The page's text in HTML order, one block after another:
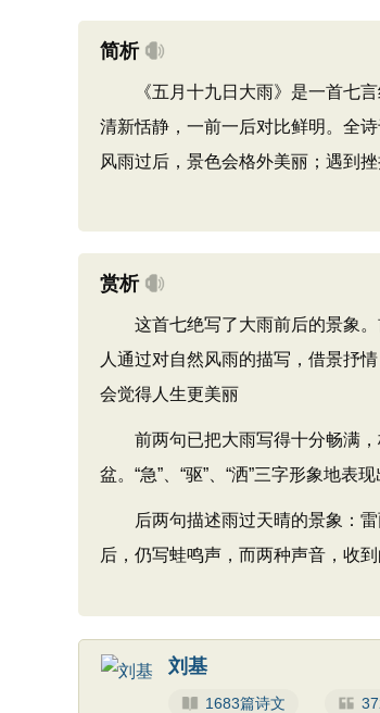
简析
《五月十九日大雨》是一首七言
清新恬静，一前一后对比鲜明。全
风雨过后，景色会格外美丽；遇到
赏析
这首七绝写了大雨前后的景象。
人通过对自然风雨的描写，借景抒
会觉得人生更美丽
前两句已把大雨写得十分畅满，
盆。“急”、“驱”、“洒”三字形象地表
后两句描述雨过天晴的景象：雷
后，仍写蛙鸣声，而两种声音，收到
刘基
1683篇诗文